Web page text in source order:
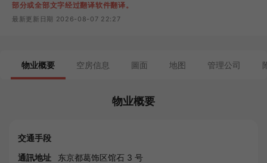
部分或全部文字经过翻译软件翻译。
最新更新日期 2026-08-07 22:27
物业概要 空房信息 圖面 地图 管理公司
物业概要
交通手段
通訊地址
东京都葛饰区馆石 3 号